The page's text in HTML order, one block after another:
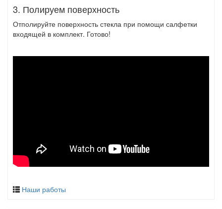
3. Полируем поверхность
Отполируйте поверхность стекла при помощи салфетки
входящей в комплект. Готово!
Наши работы